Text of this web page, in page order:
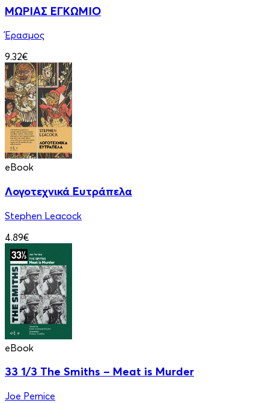
ΜΩΡΙΑΣ ΕΓΚΩΜΙΟ
Έρασμος
9.32€
eBook
Λογοτεχνικά Ευτράπελα
Stephen Leacock
4.89€
eBook
33 1/3 The Smiths – Meat is Murder
Joe Pernice